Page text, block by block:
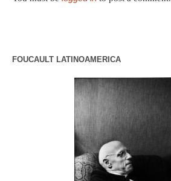
FOUCAULT LATINOAMERICA